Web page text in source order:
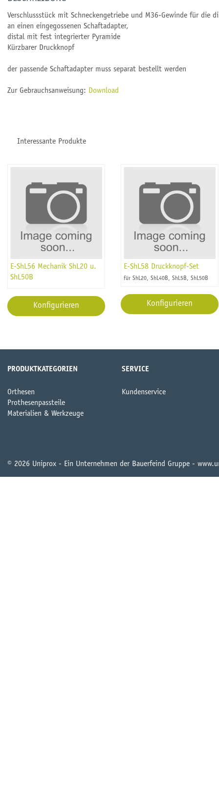
Verschlussstück mit Schneckengetriebe und M36-Gewinde für die
an einen eingegossenen Schaftadapter,
distal mit fest integrierter Pyramide
Kürzbarer Druckknopf
der passende Schaftadapter muss separat bestellt werden
Zur Gebrauchsanweisung: Download
Interessante Produkte
E-ShL56 Mechanik ShL20 u.
ShL50B
Konfigurieren
E-ShL58 Druckknopf-Set
für ShL20, ShL40B, ShL5B, ShL50B
Konfigurieren
PRODUKTKATEGORIEN
Orthesen
Prothesenpassteile
Materialien & Werkzeuge
SERVICE
Kundenservice
© 2026 Uniprox - Ein Unternehmen der Bauerfeind Gruppe -